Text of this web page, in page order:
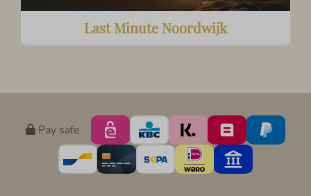
Last Minute Noordwijk
Pay safe